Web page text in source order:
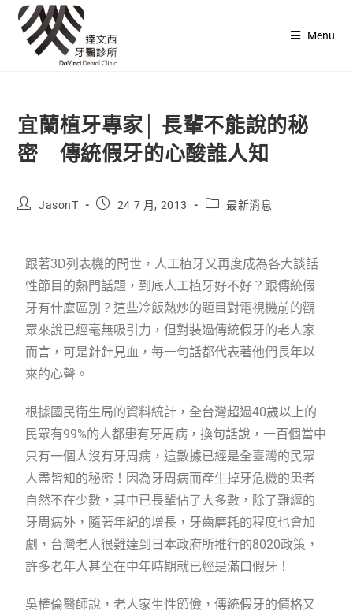
Menu
宜蘭植牙專家│ 長輩不能說的秘
密 傳統假牙的心酸誰人知
JasonT 24 7 月, 2013 最新消息
跟著3D列表機的問世，人工植牙又再度成為各大談話
性節目的熱門話題，到底人工植牙好不好？跟傳統假
牙有什麼區別？這些冷飯熱炒的題目對電視機前的觀
眾來說已經毫無吸引力，但對裝過傳統假牙的老人家
而言，可是針針見血，每一句話都代表著他們長年以
來的心聲。
根據國民衛生局的資料統計，全台灣超過40歲以上的
民眾有99%的人都患有牙周病，換句話說，一百個當中
只有一個人沒有牙周病，這數據已經是全臺灣的民眾
人盡皆知的秘密！因為牙周病而產生掉牙危機的患者
自然不在少數，其中已長輩佔了大多數，除了難纏的
牙周病外，隨著年紀的增長，牙齒磨耗的程度也會加
劇，台灣老人很難達到日本政府所推行的8020政策，
許多老年人甚至在中年時期就已經是滿口假牙！
吳權倫醫師說，老人家生性節儉，傳統假牙的價格又